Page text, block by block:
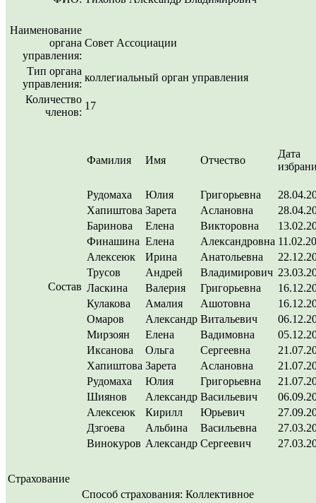
Наименование
органа
управления:
Совет Ассоциации
Тип органа
управления:
коллегиальный орган управления
Количество
членов:
17
Состав
Фамилия Имя Отчество
Дата
Рудомаха Юлия Григорьевна
Хапиштова Зарета Аслановна
Баринова
Елена Викторовна
Финашина Елена Александровна
Алексеюк
Ирина Анатольевна
Трусов
Андрей Владимирович
Ласкина
Валерия Григорьевна
Кулакова
Амалия Ашотовна
Омаров
Александр Витальевич
Мирзоян
Елена Вадимовна
Иксанова
Ольга Сергеевна
Хапиштова Зарета Аслановна
Рудомаха
Юлия Григорьевна
Шиянов
Александр Васильевич
Алексеюк
Кирилл Юрьевич
Дзгоева
Альбина Васильевна
Винокуров Александр Сергеевич
Страхование
Способ страхования: Коллективное